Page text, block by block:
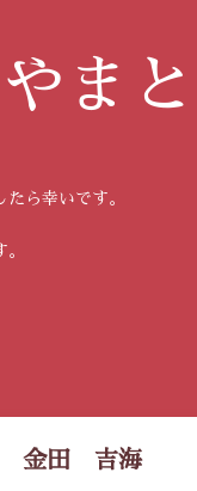
ま
ら幸いです。
金田 吉海